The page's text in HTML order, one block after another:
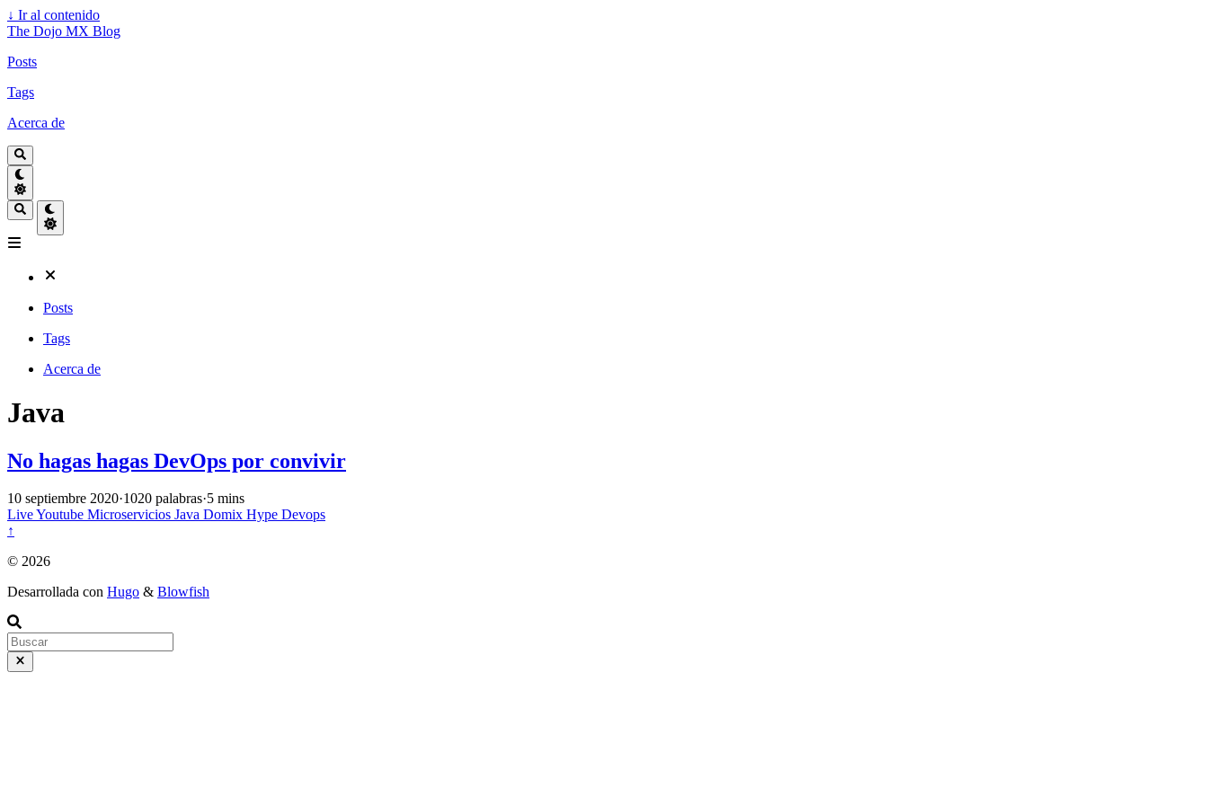
↓ Ir al contenido
The Dojo MX Blog
Posts
Tags
Acerca de
Posts
Tags
Acerca de
Java
No hagas hagas DevOps por convivir
10 septiembre 2020·1020 palabras·5 mins
LiveYoutube Microservicios Java Domix Hype Devops
↑
© 2026
Desarrollada con Hugo & Blowfish